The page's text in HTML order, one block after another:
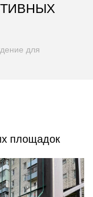
для
площадок